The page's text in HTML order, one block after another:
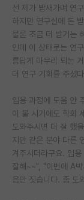
선 제가 밤새가며 연
하지만 연구실에 돈
물론 조금 더 받기는
인데 이 상태로는 연
름답게 마무리 되는
더 연구 기회를 주셨
임용 과정에 도움 안
이 볼 시기에도 학회
도와주시면 더 잘 했
지만 같은 분야 다른
겨주시더라구요. 임
잘해~~", "이번에 A
음만 짓습니다. 좀 도